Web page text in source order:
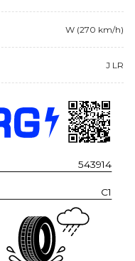
W (270 km/h)
J LR
543914
C1